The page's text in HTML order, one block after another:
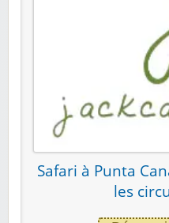
Safari à Punta
les